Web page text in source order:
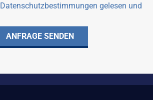
Datenschutzbestimmungen gelesen und